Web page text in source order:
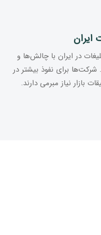
ایران
در ایران با چالش‌ها و
برای نفوذ بیشتر در
بازار نیاز مبرمی دارند.